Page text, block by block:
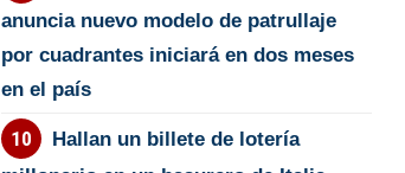
anuncia nuevo modelo de patrullaje
por cuadrantes iniciará en dos meses
en el país
Hallan un billete de lotería